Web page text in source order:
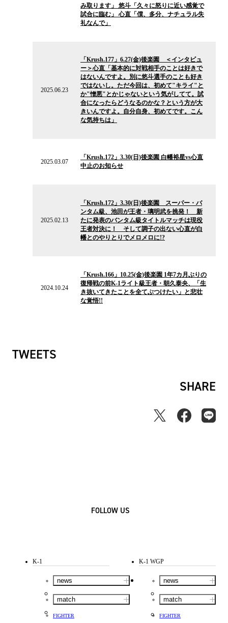
み取ります」 悠斗「久々に怒りに近い感覚で
試合に臨む」 心直「僕、多分、ナチュラル失
礼なんで」
2025.06.23
「Krush.177」6.27(金)後楽園 ＜インタビュ
ー＞心直「基本的に対戦相手のことは好きで
はないんですよ。別に悠斗選手のことも好き
ではないし。ただ今回は、初めて"キライ"と
か"憎悪"とかじゃないという気がしてて。試
合になったらどうなるのかな？という方が大
きいんですよ。自分自身、初めてです。こん
な気持ちは」
2025.03.07
「Krush.172」3.30(日)後楽園 白幡裕星vs心直
中止のお知らせ
2025.02.13
「Krush.172」3.30(日)後楽園 スーパー・バ
ンタム級、池田が王者・璃明武を挑発！ 新
たに発表のバンタム級タイトルマッチは現役
王者対決に！ そして調子の出ない心直が白
幡とのやりとりでメロメロに!?
2024.10.24
「Krush.166」10.25(金)後楽園 1年7カ月ぶりの
復帰戦の前K-1ライト級王者・朝久泰央、「生
き抜いてきたことを全てぶつけたい」と悲壮
な覚悟!!
TWEETS
SHARE
FOLLOW US
K-1
news
match
FIGHTER
K-1 WGP
news
match
FIGHTER